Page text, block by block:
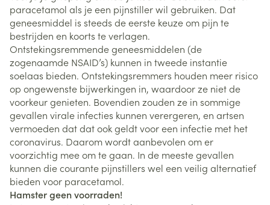
paracetamol als je een pijnstiller wil gebruiken. Dat
geneesmiddel is steeds de eerste keuze om pijn te
bestrijden en koorts te verlagen.
Ontstekingsremmende geneesmiddelen (de
zogenaamde NSAID’s) kunnen in tweede instantie
soelaas bieden. Ontstekingsremmers houden meer risico
op ongewenste bijwerkingen in, waardoor ze niet de
voorkeur genieten. Bovendien zouden ze in sommige
gevallen virale infecties kunnen verergeren, en artsen
vermoeden dat dat ook geldt voor een infectie met het
coronavirus. Daarom wordt aanbevolen om er
voorzichtig mee om te gaan. In de meeste gevallen
kunnen die courante pijnstillers wel een veilig alternatief
bieden voor paracetamol.
Hamster geen voorraden!